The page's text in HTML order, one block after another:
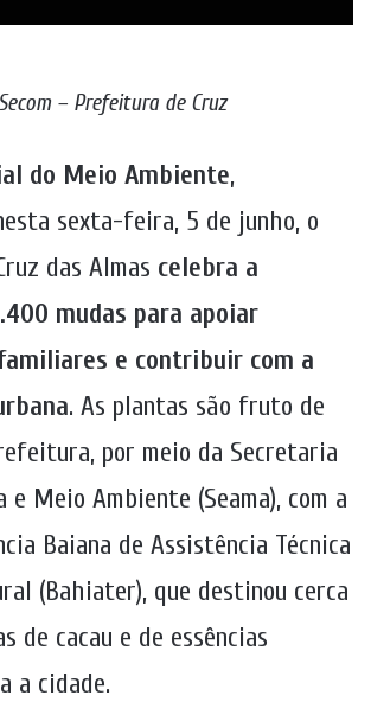
– Prefeitura de Cruz
do Meio Ambiente,
sexta-feira, 5 de junho, o
das Almas celebra a
mudas para apoiar
e contribuir com a
. As plantas são fruto de
por meio da Secretaria
Meio Ambiente (Seama), com a
Baiana de Assistência Técnica
(Bahiater), que destinou cerca
de cacau e de essências
a cidade.